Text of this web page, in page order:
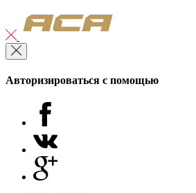
Авторизироваться с помощью